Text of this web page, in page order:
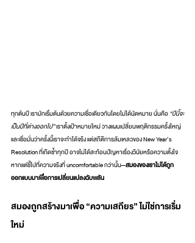
ทุกต้นปี เรามักเริ่มต้นด้วยความเชื่อเดียวกันโดยไม่ได้นัดหมาย นั่นคือ “ปีนี้จะ
เป็นปีที่ต่างออกไป” เราตั้งเป้าหมายใหม่ วางแผนเปลี่ยนพฤติกรรมครั้งใหญ่
และเชื่อมั่นว่าครั้งนี้เราจะทำได้จริง แต่สถิติการล้มเหลวของ New Year’s
Resolution ที่เกิดซ้ำทุกปี อาจไม่ได้สะท้อนปัญหาเรื่องวินัยหรือความตั้งใจ
หากแต่ชี้ไปที่ความจริงที่ uncomfortable กว่านั้น—สมองของเราไม่ได้ถูก
ออกแบบมาเพื่อการเปลี่ยนแปลงฉับพลัน
สมองถูกสร้างมาเพื่อ “ความเสถียร” ไม่ใช่การเริ่ม
ใหม่